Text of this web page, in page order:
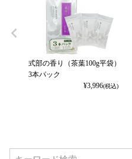
式部の香り（茶葉100g平袋）
3本パック
¥3,996(税込)